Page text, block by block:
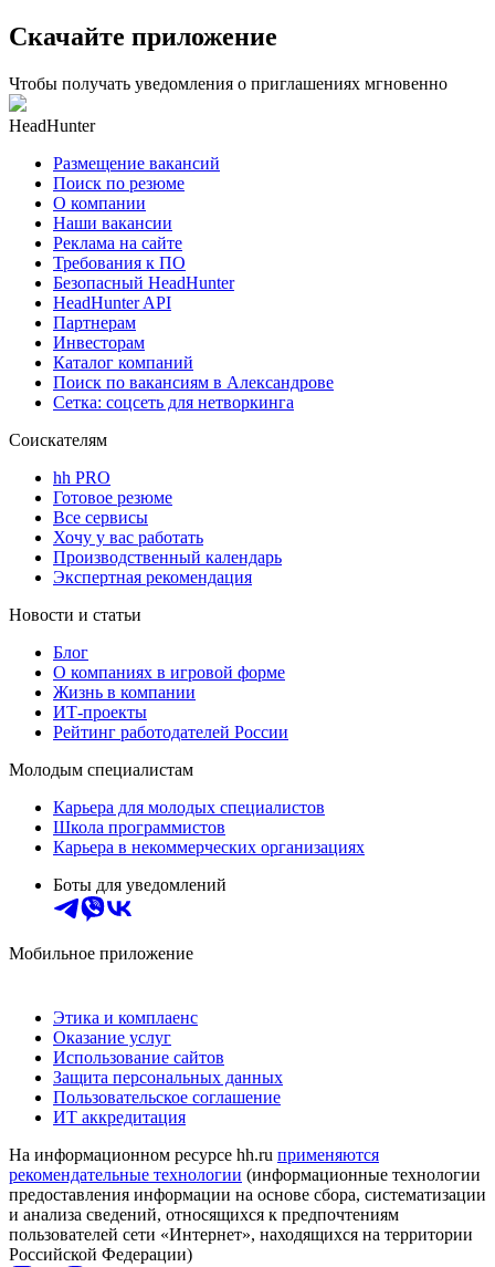
Скачайте приложение
Чтобы получать уведомления о приглашениях мгновенно
HeadHunter
Размещение вакансий
Поиск по резюме
О компании
Наши вакансии
Реклама на сайте
Требования к ПО
Безопасный HeadHunter
HeadHunter API
Партнерам
Инвесторам
Каталог компаний
Поиск по вакансиям в Александрове
Сетка: соцсеть для нетворкинга
Соискателям
hh PRO
Готовое резюме
Все сервисы
Хочу у вас работать
Производственный календарь
Экспертная рекомендация
Новости и статьи
Блог
О компаниях в игровой форме
Жизнь в компании
ИТ-проекты
Рейтинг работодателей России
Молодым специалистам
Карьера для молодых специалистов
Школа программистов
Карьера в некоммерческих организациях
Боты для уведомлений
Мобильное приложение
Этика и комплаенс
Оказание услуг
Использование сайтов
Защита персональных данных
Пользовательское соглашение
ИТ аккредитация
На информационном ресурсе hh.ru применяются
рекомендательные технологии (информационные технологии
предоставления информации на основе сбора, систематизации
и анализа сведений, относящихся к предпочтениям
пользователей сети «Интернет», находящихся на территории
Российской Федерации)